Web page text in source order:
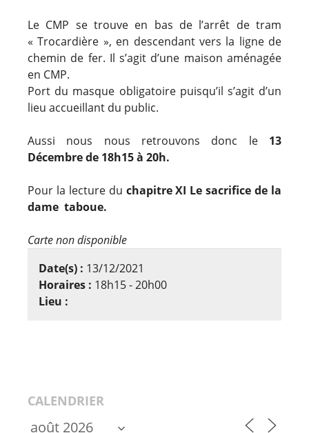
Le CMP se trouve en bas de l’arrêt de tram
« Trocardière », en descendant vers la ligne de
chemin de fer. Il s’agit d’une maison aménagée
en CMP.
Port du masque obligatoire puisqu’il s’agit d’un
lieu accueillant du public.
Aussi nous nous retrouvons donc le 13
Décembre de 18h15 à 20h.
Pour la lecture du chapitre XI Le sacrifice de la
dame taboue.
Carte non disponible
Date(s) : 13/12/2021
Horaires : 18h15 - 20h00
Lieu :
CALENDRIER